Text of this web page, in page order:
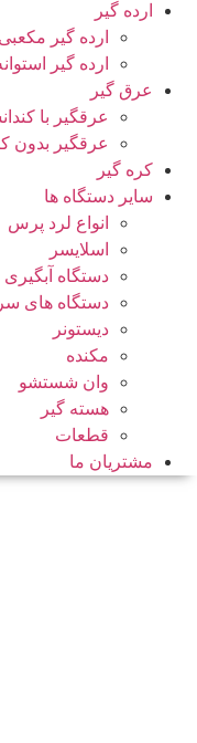
ارده گیر
ارده گیر مکعبی
ارده گیر
عرق گیر
عرقگیر با
عرقگیر بدون
کره گیر
سایر دستگاه ها
انواع لرد پرس
اسلایسر
دستگاه آبگیری
دستگاه های
دیستونر
مکنده
وان شستشو
هسته گیر
قطعات
مشتریان ما